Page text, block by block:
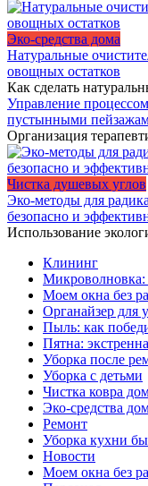
Эко-средства дома
Натуральные
овощных остатков
Как сделать
Управление
пустынными
Организация
Чистка душевых углов
Эко-методы для
безопасно и
Использование
Клининг
Микроволновка:
Моем окна без
Органайзер для
Пыль: как
Пятна:
Уборка после
Уборка с детьми
Чистка ковра
Эко-средства
Ремонт
Уборка кухни
Новости
Моем окна без